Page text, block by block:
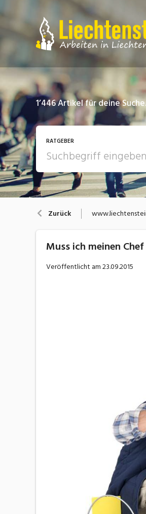
1’446Artikel für deine Suche.
RATGEBER
Arbeit
Zurück
Muss ich meinen
Veröffentlicht am23.09.2015